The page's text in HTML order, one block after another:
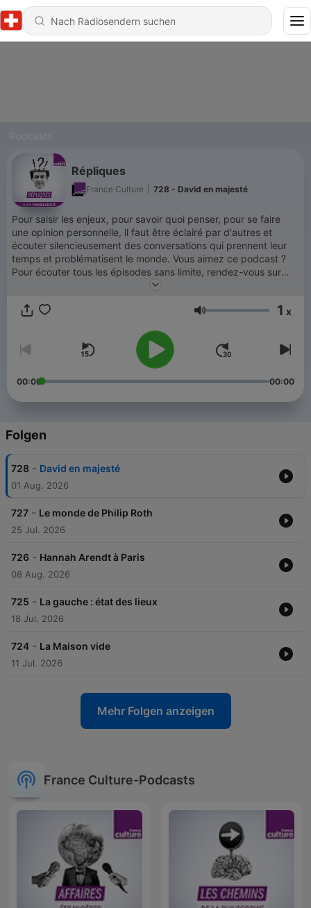
Répliques
France Culture 728 - David en majesté
Pour saisir les enjeux, pour savoir quoi penser, pour se faire
une opinion personnelle, il faut être éclairé par d'autres et
écouter silencieusement des conversations qui prennent leur
temps et problématisent le monde. Vous aimez ce podcast ?
Pour écouter tous les épisodes sans limite, rendez-vous sur
Lautstärke 1 x
00:00 00:00
Folgen
728 - David en majesté
01 Aug. 2026
727 - Le monde de Philip Roth
25 Jul. 2026
726 - Hannah Arendt à Paris
08 Aug. 2026
725 - La gauche : état des lieux
18 Jul. 2026
724 - La Maison vide
11 Jul. 2026
Mehr Folgen anzeigen
France Culture-Podcasts